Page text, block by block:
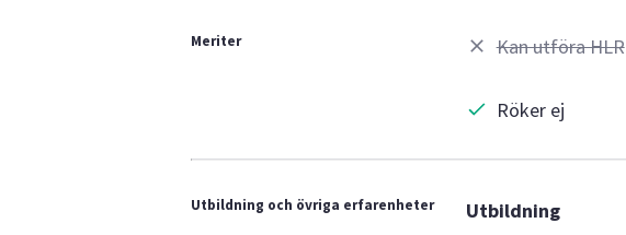
Meriter Kan utföra HLR
Röker ej
Utbildning och övriga erfarenheter Utbildning